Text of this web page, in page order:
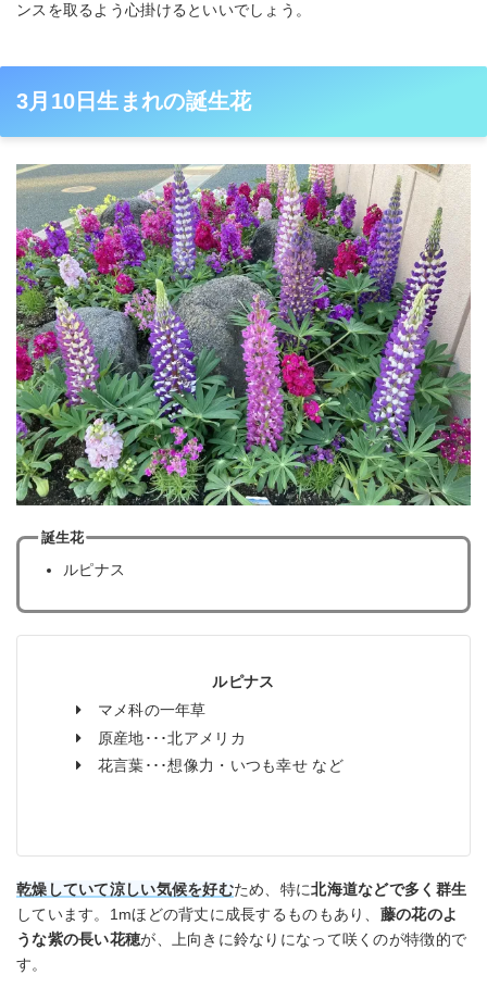
ンスを取るよう心掛けるといいでしょう。
3月10日生まれの誕生花
誕生花
ルピナス
ルピナス
マメ科の一年草
原産地･･･北アメリカ
花言葉･･･想像力・いつも幸せ など
乾燥していて涼しい気候を好むため、特に北海道などで多く群生
しています。1mほどの背丈に成長するものもあり、 藤の花のよ
うな紫の長い花穂が、上向きに鈴なりになって咲くのが特徴的で
す。